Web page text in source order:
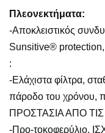
Πλεονεκτήματα:
-Αποκλειστικός
Sunsitive® protection,
:
-Ελάχιστα φίλτρα,
πάροδο του χρόνου,
ΠΡΟΣΤΑΣΙΑ ΑΠΟ ΤΙΣ
-Προ-τοκοφερύλιο,